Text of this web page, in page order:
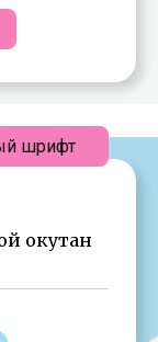
окутан
шрифт